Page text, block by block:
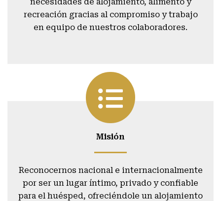
recreación gracias al compromiso y trabajo
en equipo de nuestros colaboradores.
Misión
Reconocernos nacional e internacionalmente
por ser un lugar íntimo, privado y confiable
para el huésped, ofreciéndole un alojamiento